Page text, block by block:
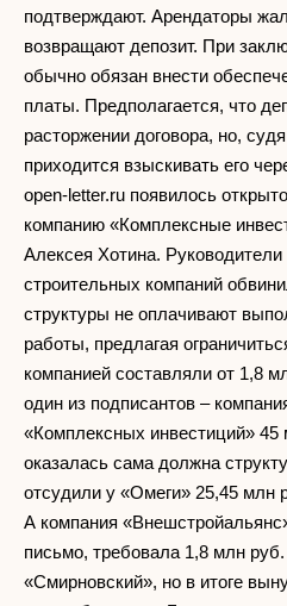
подтверждают. Арендаторы
возвращают депозит. При
обычно обязан внести
платы. Предполагается, что
расторжении договора, но,
приходится взыскивать его
open-letter.ru появилось
компанию «Комплексные
Алексея Хотина.
строительных компаний
структуры не оплачивают
работы, предлагая
компанией составляли от 1,8
один из подписантов –
«Комплексных инвестиций» 45
оказалась сама должна
отсудили у «Омеги» 25,45 млн
А компания
письмо, требовала 1,8 млн
«Смирновский», но в итоге